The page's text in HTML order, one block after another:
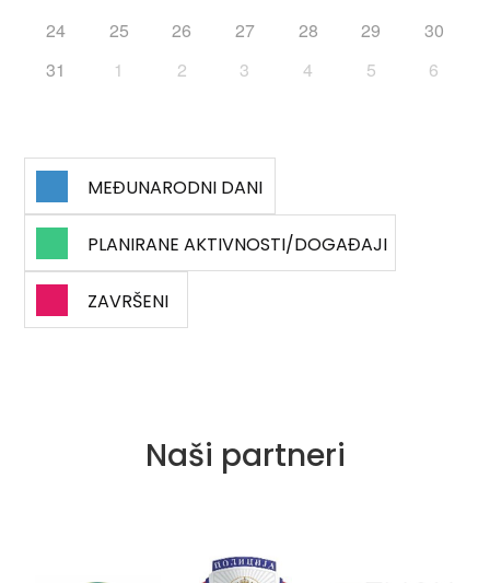
24
25 26 27 28 29
30
31
1 2 3 4 5 6
MEĐUNARODNI DANI
PLANIRANE AKTIVNOSTI/DOGAĐAJI
ZAVRŠENI
Naši partneri